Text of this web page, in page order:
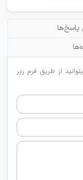
پاسخ‌ها
از طریق فرم زیر